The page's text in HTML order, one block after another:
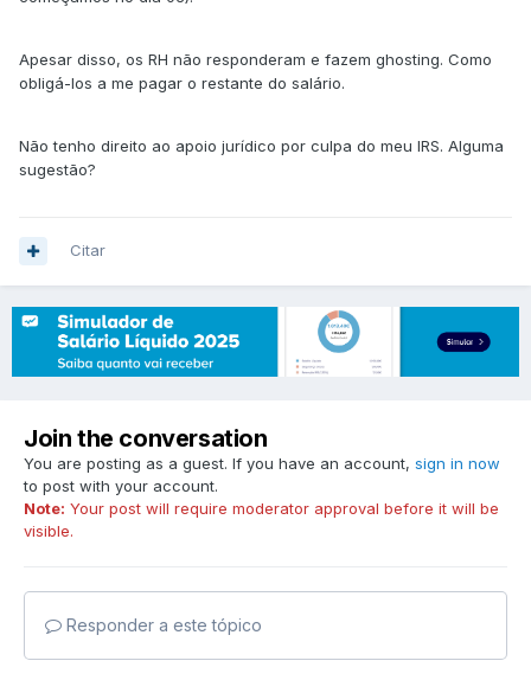
Apesar disso, os RH não responderam e fazem ghosting. Como
obligá-los a me pagar o restante do salário.
Não tenho direito ao apoio jurídico por culpa do meu IRS. Alguma
sugestão?
Citar
Join the conversation
You are posting as a guest. If you have an account, sign in now
to post with your account.
Note: Your post will require moderator approval before it will be
visible.
Responder a este tópico